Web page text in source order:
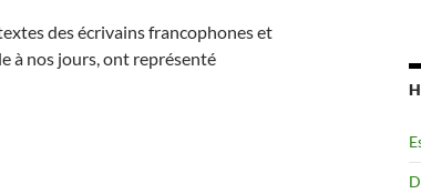
des écrivains francophones et
à nos jours, ont représenté